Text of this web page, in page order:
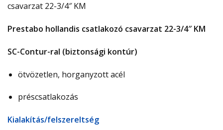
csavarzat 22-3/4″ KM
Prestabo hollandis csatlakozó csavarzat 22-3/4″ KM
SC-Contur-ral (biztonsági kontúr)
ötvözetlen, horganyzott acél
préscsatlakozás
Ki­ala­kí­tás/­fel­sze­relt­ség